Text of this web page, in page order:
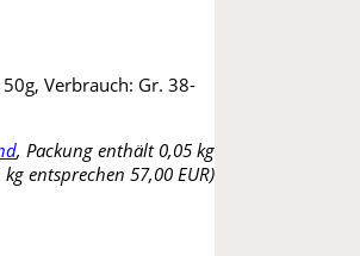
Verbrauch: Gr. 38-
, Packung enthält 0,05 kg
kg entsprechen 57,00 EUR)